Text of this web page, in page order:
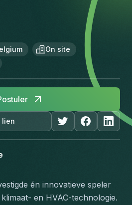
On site
lien
én innovatieve speler
en HVAC-technologie.